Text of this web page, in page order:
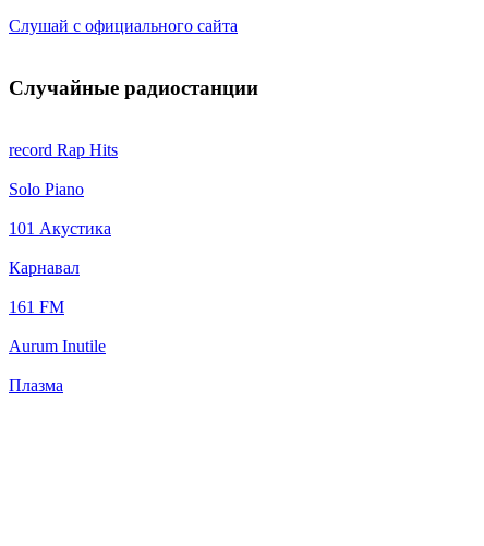
Слушай с официального сайта
Случайные радиостанции
record Rap Hits
Solo Piano
101 Акустика
Карнавал
161 FM
Aurum Inutile
Плазма